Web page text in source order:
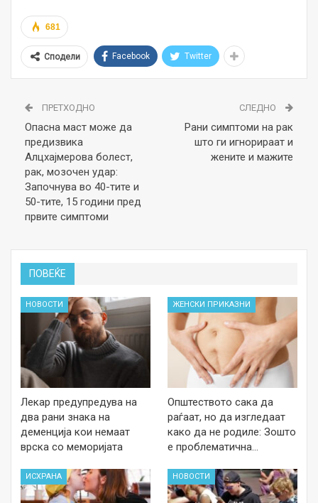
681
Сподели Facebook Twitter
ПРЕТХОДНО
Опаснa маст можe да
предизвика
Алцхајмерова болест,
рак, мозочен удар:
Започнува во 40-тите и
50-тите, 15 години пред
првите симптоми
СЛЕДНО
Рани симптоми на рак
што ги игнорираат и
жените и мажите
ПОВЕЌЕ
НОВОСТИ
Лекар предупредува на
два рани знака на
деменција кои немаат
врска со меморијата
ЖЕНСКИ ПРИКАЗНИ
Општеството сака да
раѓаат, но да изгледаат
како да не родиле: Зошто
е проблематична…
ИСХРАНА НОВОСТИ